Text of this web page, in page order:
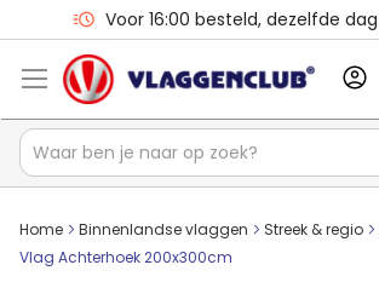
Voor 16:00 besteld, dezelfde
Home Binnenlandse vlaggen Streek & regio
Vlag Achterhoek 200x300cm